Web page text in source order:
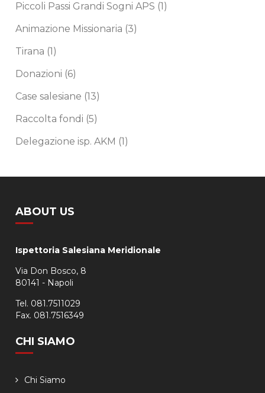
Piccoli Passi Grandi Sogni APS (1)
Animazione Missionaria (3)
Tirana (1)
Donazioni (6)
Case salesiane (13)
Raccolta fondi (5)
Delegazione isp. AKM (1)
ABOUT US
Ispettoria Salesiana Meridionale
Via Don Bosco, 8
80141 - Napoli
Tel. 081.7511029
Fax. 081.7516349
CHI SIAMO
Chi Siamo